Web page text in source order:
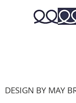
DESIGN BY MAY